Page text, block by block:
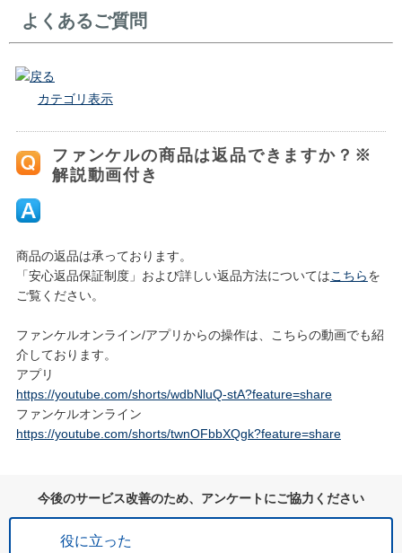
よくあるご質問
戻る
カテゴリ表示
ファンケルの商品は返品できますか？※
解説動画付き
商品の返品は承っております。
「安心返品保証制度」および詳しい返品方法についてはこちらを
ご覧ください。
ファンケルオンライン/アプリからの操作は、こちらの動画でも紹
介しております。
アプリ
https://youtube.com/shorts/wdbNluQ-stA?feature=share
ファンケルオンライン
https://youtube.com/shorts/twnOFbbXQgk?feature=share
今後のサービス改善のため、アンケートにご協力ください
役に立った